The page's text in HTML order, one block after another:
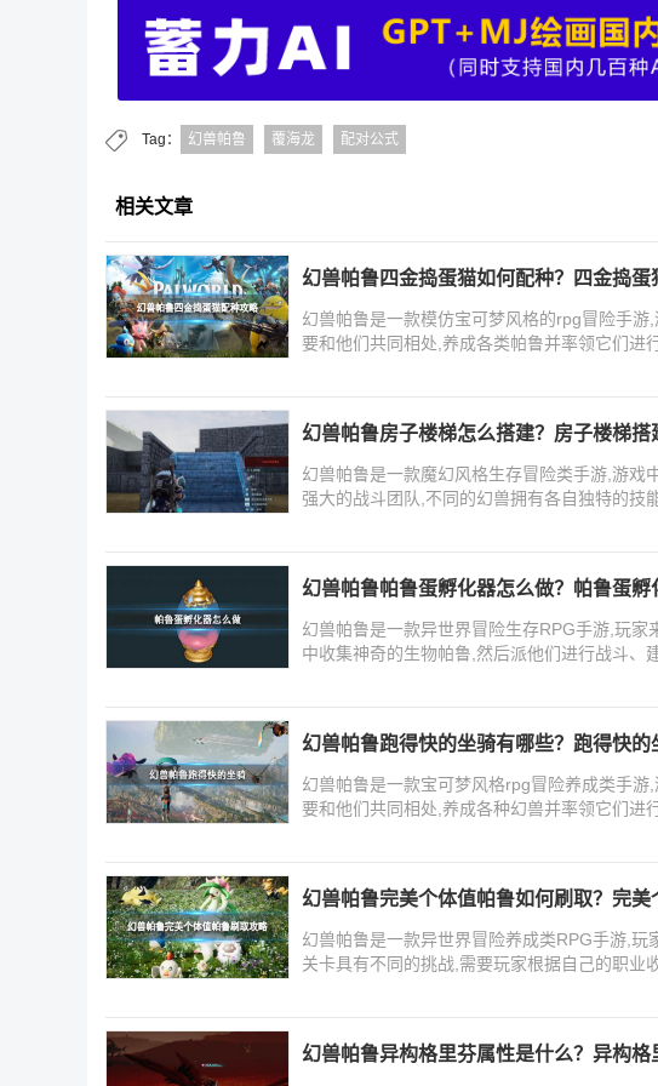
Tag： 幻兽帕鲁 覆海龙 配对公式
相关文章
幻兽帕鲁四金捣蛋猫如何配种？四金捣蛋
幻兽帕鲁是一款模仿宝可梦风格的rpg冒险手
要和他们共同相处,养成各类帕鲁并率领它们进
幻兽帕鲁房子楼梯怎么搭建？房子楼梯搭
幻兽帕鲁是一款魔幻风格生存冒险类手游,游戏
强大的战斗团队,不同的幻兽拥有各自独特的技
幻兽帕鲁帕鲁蛋孵化器怎么做？帕鲁蛋孵
幻兽帕鲁是一款异世界冒险生存RPG手游,玩
中收集神奇的生物帕鲁,然后派他们进行战斗、
幻兽帕鲁跑得快的坐骑有哪些？跑得快的
幻兽帕鲁是一款宝可梦风格rpg冒险养成类手
要和他们共同相处,养成各种幻兽并率领它们进
幻兽帕鲁完美个体值帕鲁如何刷取？完
幻兽帕鲁是一款异世界冒险养成类RPG手游,
关卡具有不同的挑战,需要玩家根据自己的职业
幻兽帕鲁异构格里芬属性是什么？异构格